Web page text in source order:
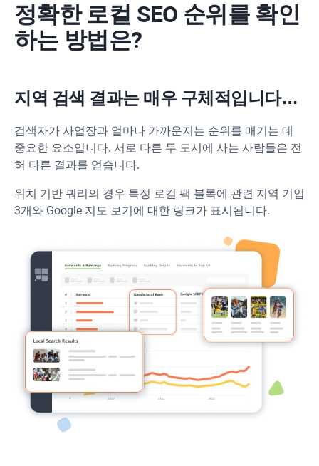
정확한 로컬 SEO 순위를 확인
하는 방법은?
지역 검색 결과는 매우 구체적입니다…
검색자가 사업장과 얼마나 가까운지는 순위를 매기는 데
중요한 요소입니다. 서로 다른 두 도시에 사는 사람들은 전
혀 다른 결과를 얻습니다.
위치 기반 쿼리의 경우 특정 로컬 팩 블록에 관련 지역 기업
3개와 Google 지도 보기에 대한 링크가 표시됩니다.